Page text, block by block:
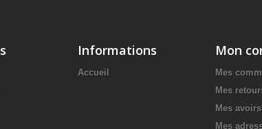
Informations
Accueil
Mon
Mes
Mes
Mes avoirs
Mes